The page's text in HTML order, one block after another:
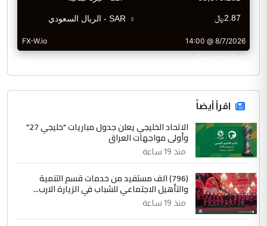
CurrencyRate
اقرأ أيضاً
الاتحاد الخليجي يعلن جدول مباريات "خليجي 27"
وأولى مواجهات العراق
منذ 19 ساعة
(796) الف مستفيد من خدمات قسم التنمية
والتأهيل الاجتماعي للشباب في الزيارة الارب...
منذ 19 ساعة